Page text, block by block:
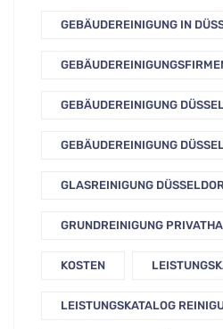
GEBÄUDEREINIGUNG IN
GEBÄUDEREINIGUNG
GEBÄUDEREINIGUNG
GLASREINIGUNG
GRUNDREINIGUNG
KOSTEN
LEISTUNGSKATALOG